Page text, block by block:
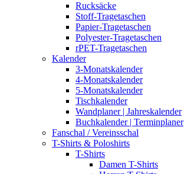
Rucksäcke
Stoff-Tragetaschen
Papier-Tragetaschen
Polyester-Tragetaschen
rPET-Tragetaschen
Kalender
3-Monatskalender
4-Monatskalender
5-Monatskalender
Tischkalender
Wandplaner | Jahreskalender
Buchkalender | Terminplaner
Fanschal / Vereinsschal
T-Shirts & Poloshirts
T-Shirts
Damen T-Shirts